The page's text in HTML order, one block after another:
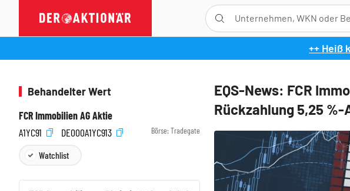
++ Heiß
EQS-News: FCR
Rückzahlung 5,25
Behandelter Wert
FCR Immobilien AG Aktie
A1YC91
DE000A1YC913 Börse: Tradegate
Watchlist